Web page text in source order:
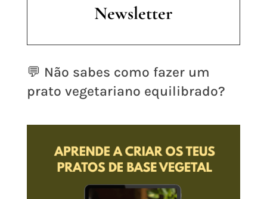
Newsletter
💬 Não sabes como fazer um
prato vegetariano equilibrado?